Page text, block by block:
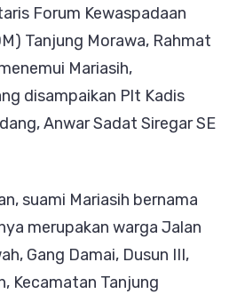
Forum Kewaspadaan
Tanjung Morawa, Rahmat
Mariasih,
disampaikan Plt Kadis
Anwar Sadat Siregar SE
suami Mariasih bernama
merupakan warga Jalan
Gang Damai, Dusun III,
Kecamatan Tanjung